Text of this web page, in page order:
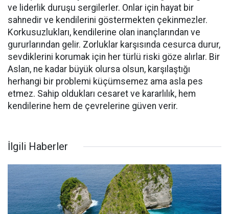
ve liderlik duruşu sergilerler. Onlar için hayat bir
sahnedir ve kendilerini göstermekten çekinmezler.
Korkusuzlukları, kendilerine olan inançlarından ve
gururlarından gelir. Zorluklar karşısında cesurca durur,
sevdiklerini korumak için her türlü riski göze alırlar. Bir
Aslan, ne kadar büyük olursa olsun, karşılaştığı
herhangi bir problemi küçümsemez ama asla pes
etmez. Sahip oldukları cesaret ve kararlılık, hem
kendilerine hem de çevrelerine güven verir.
İlgili Haberler